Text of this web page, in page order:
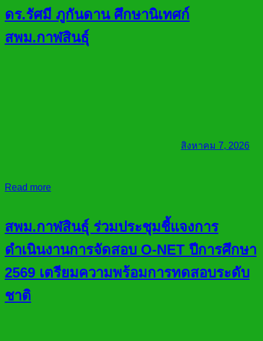
ดร.รัศมี ภูกันดาน ศึกษานิเทศก์
สพม.กาฬสินธุ์
สิงหาคม 7, 2026
Read more
สพม.กาฬสินธุ์ ร่วมประชุมชี้แจงการ
ดำเนินงานการจัดสอบ O-NET ปีการศึกษา
2569 เตรียมความพร้อมการทดสอบระดับ
ชาติ